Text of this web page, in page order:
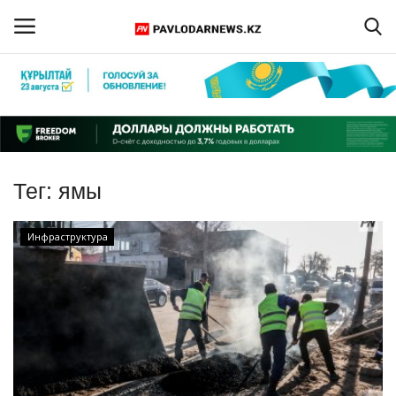
Регистрация
Главная
Обратная связь
ПАВЛОДАРСКАЯ ОБЛАСТЬ
СПЕЦПРОЕКТЫ
Тег: ямы
Инфраструктура